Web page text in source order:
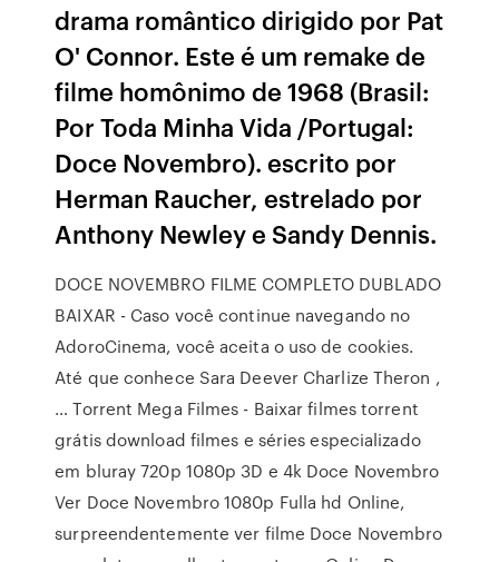
drama romântico dirigido por Pat
O' Connor. Este é um remake de
filme homônimo de 1968 (Brasil:
Por Toda Minha Vida /Portugal:
Doce Novembro). escrito por
Herman Raucher, estrelado por
Anthony Newley e Sandy Dennis.
DOCE NOVEMBRO FILME COMPLETO DUBLADO
BAIXAR - Caso você continue navegando no
AdoroCinema, você aceita o uso de cookies.
Até que conhece Sara Deever Charlize Theron ,
… Torrent Mega Filmes - Baixar filmes torrent
grátis download filmes e séries especializado
em bluray 720p 1080p 3D e 4k Doce Novembro
Ver Doce Novembro 1080p Fulla hd Online,
surpreendentemente ver filme Doce Novembro